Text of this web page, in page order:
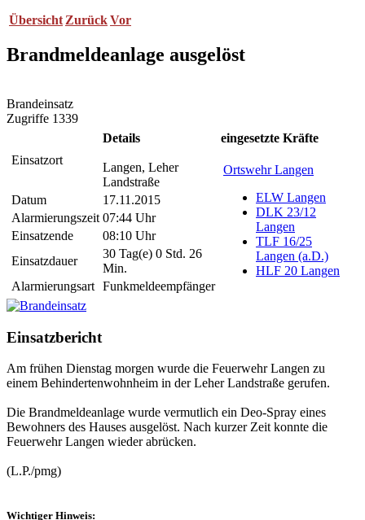
Übersicht ZurückVor
Brandmeldeanlage ausgelöst
Brandeinsatz
Zugriffe 1339
Einsatzort
Details
Langen, Leher
Landstraße
Datum
17.11.2015
Alarmierungszeit 07:44 Uhr
Einsatzende
08:10 Uhr
Einsatzdauer
30 Tag(e) 0 Std. 26
Min.
Alarmierungsart Funkmeldeempfänger
eingesetzte Kräfte
Ortswehr Langen
ELW Langen
DLK 23/12
Langen
TLF 16/25
Langen (a.D.)
HLF 20 Langen
Einsatzbericht
Am frühen Dienstag morgen wurde die Feuerwehr Langen zu
einem Behindertenwohnheim in der Leher Landstraße gerufen.
Die Brandmeldeanlage wurde vermutlich ein Deo-Spray eines
Bewohners des Hauses ausgelöst. Nach kurzer Zeit konnte die
Feuerwehr Langen wieder abrücken.
(L.P./pmg)
Wichtiger Hinweis: